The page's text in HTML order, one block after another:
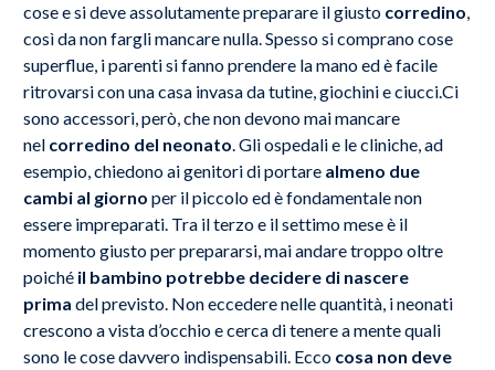
cose e si deve assolutamente preparare il giusto corredino,
così da non fargli mancare nulla. Spesso si comprano cose
superflue, i parenti si fanno prendere la mano ed è facile
ritrovarsi con una casa invasa da tutine, giochini e ciucci.Ci
sono accessori, però, che non devono mai mancare
nel corredino del neonato. Gli ospedali e le cliniche, ad
esempio, chiedono ai genitori di portare almeno due
cambi al giorno per il piccolo ed è fondamentale non
essere impreparati. Tra il terzo e il settimo mese è il
momento giusto per prepararsi, mai andare troppo oltre
poiché il bambino potrebbe decidere di nascere
prima del previsto. Non eccedere nelle quantità, i neonati
crescono a vista d’occhio e cerca di tenere a mente quali
sono le cose davvero indispensabili. Ecco cosa non deve